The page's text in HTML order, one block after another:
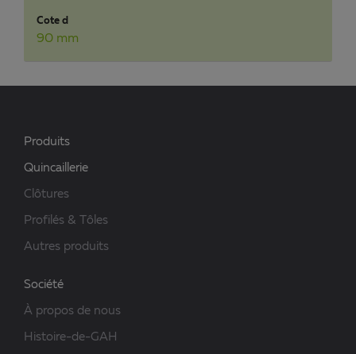
Cote d
90 mm
Produits
Quincaillerie
Clôtures
Profilés & Tôles
Autres produits
Société
À propos de nous
Histoire-de-GAH